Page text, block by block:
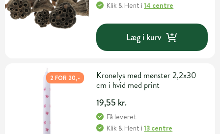
Klik & Hent i14 centre
Læg i kurv
2 FOR 20,-
Kronelys med mønster 2,2x30
cm i hvid med print
19,55 kr.
Få leveret
Klik & Hent i13 centre